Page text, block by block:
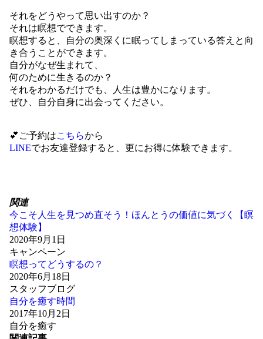
それをどうやって思い出すのか？
それは瞑想でできます。
瞑想すると、自分の奥深くに眠ってしまっている答えと向
き合うことができます。
自分がなぜ生まれて、
何のために生きるのか？
それをわかるだけでも、人生は豊かになります。
ぜひ、自分自身に出会ってください。
💕ご予約はこちらから
LINEでお友達登録すると、更にお得に体験できます。
関連
今こそ人生を見つめ直そう！ほんとうの価値に気づく【瞑
想体験】
2020年9月1日
キャンペーン
瞑想ってどうするの？
2020年6月18日
スタッフブログ
自分を癒す時間
2017年10月2日
自分を癒す